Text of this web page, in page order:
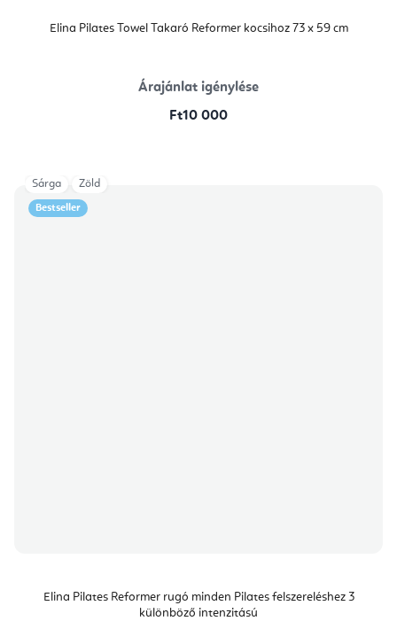
Elina Pilates Towel Takaró Reformer kocsihoz 73 x 59 cm
Árajánlat igénylése
Ft10 000
Bestseller
Elina Pilates Reformer rugó minden Pilates felszereléshez 3
különböző intenzitású
Sárga Zöld